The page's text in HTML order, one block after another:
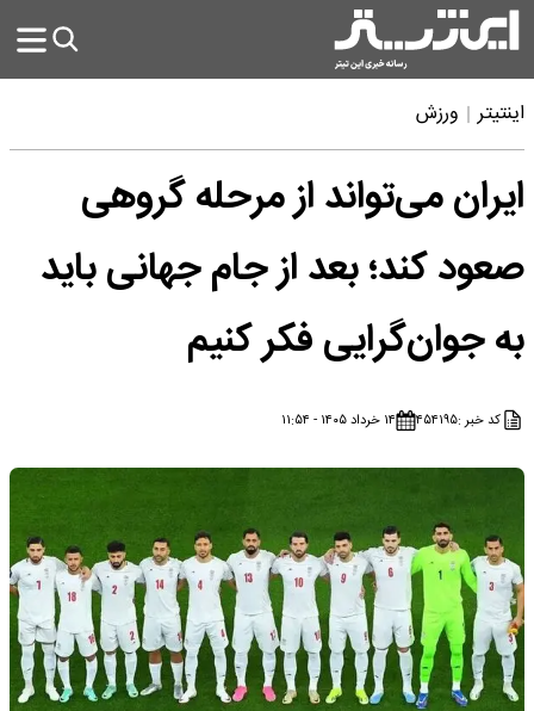
اینتیتر ورزش
ایران می‌تواند از مرحله گروهی
صعود کند؛ بعد از جام جهانی باید
به جوان‌گرایی فکر کنیم
کد خبر :۴۵۴۱۹۵ ۱۴ خرداد ۱۴۰۵ - ۱۱:۵۴